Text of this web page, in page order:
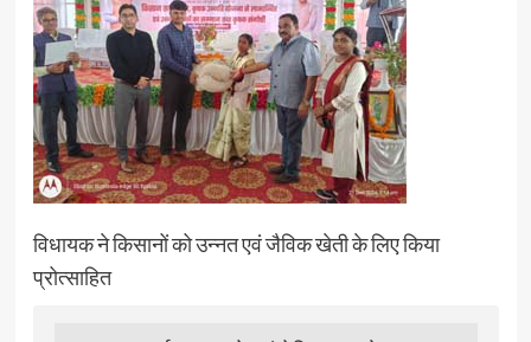
विधायक ने किसानों को उन्नत एवं जैविक खेती के लिए किया
प्रोत्साहित